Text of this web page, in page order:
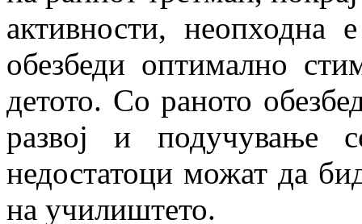
актив­ности, неопходна
обезбеди оптимално
детото. Со раното
развој и подучување
недостатоци можат да
на училиштето.